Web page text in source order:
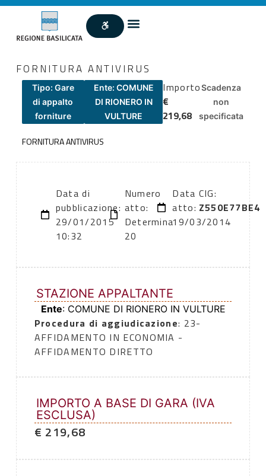
FORNITURA ANTIVIRUS
Tipo: Gare
di appalto
forniture
Ente: COMUNE
DI RIONERO IN
VULTURE
Importo
€
219,68
Scadenza
non
specificata
FORNITURA ANTIVIRUS
Data di
pubblicazione:
29/01/2015
10:32
Numero
atto:
Determina
20
Data
atto:
19/03/2014
CIG:
Z550E77BE4
STAZIONE APPALTANTE
Ente: COMUNE DI RIONERO IN VULTURE
Procedura di aggiudicazione: 23-
AFFIDAMENTO IN ECONOMIA -
AFFIDAMENTO DIRETTO
IMPORTO A BASE DI GARA (IVA
ESCLUSA)
€ 219,68